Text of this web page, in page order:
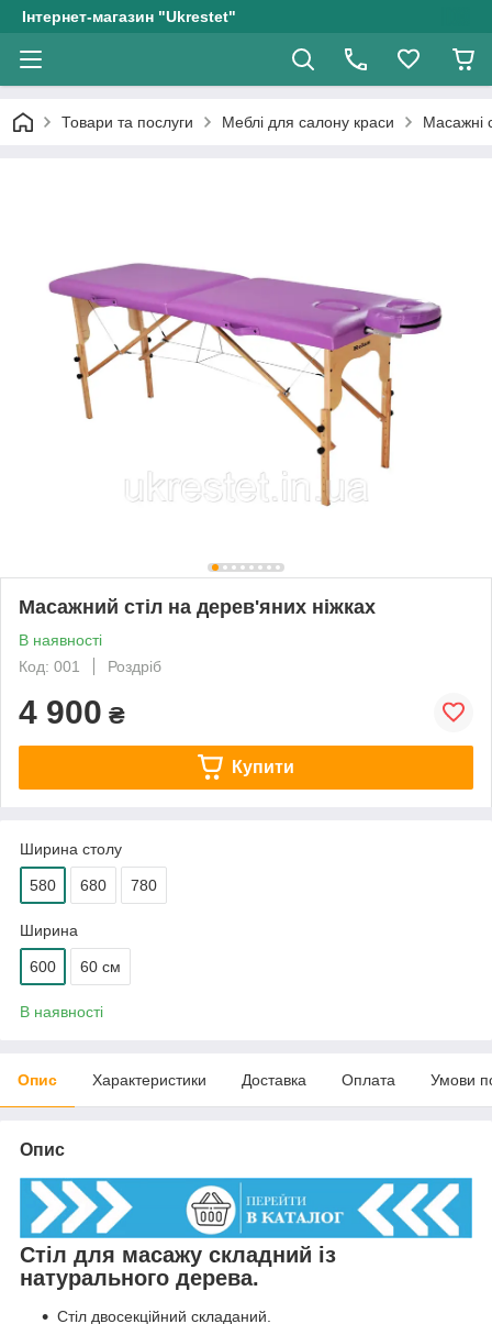
Інтернет-магазин "Ukrestet"
Товари та послуги Меблі для салону краси Масажні
Масажний стіл на дерев'яних ніжках
В наявності
Код: 001
Роздріб
4 900 ₴
Купити
Ширина столу
580 680 780
Ширина
600 60 см
В наявності
Опис Характеристики Доставка Оплата Умови
Опис
Стіл для масажу складний із
натурального дерева.
Стіл двосекційний складаний.